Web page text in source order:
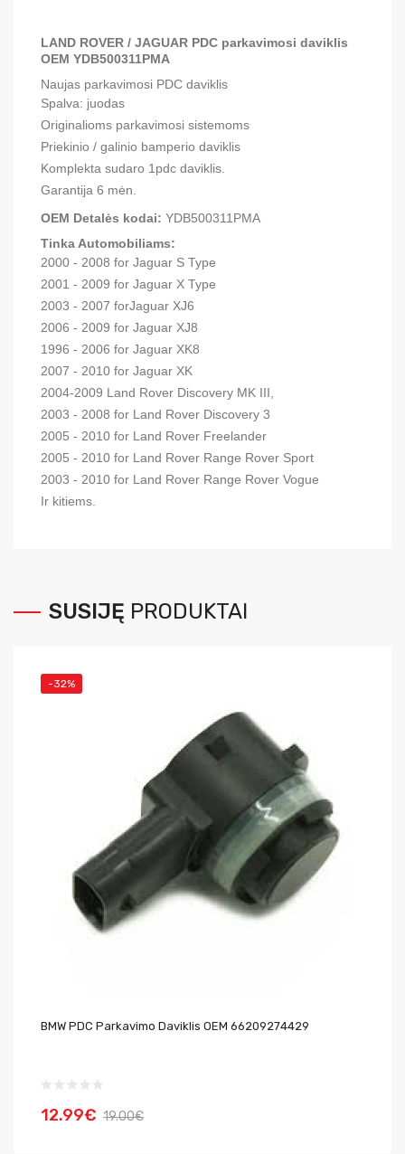
LAND ROVER / JAGUAR PDC parkavimosi daviklis
OEM YDB500311PMA
Naujas parkavimosi PDC daviklis
Spalva: juodas
Originalioms parkavimosi sistemoms
Priekinio / galinio bamperio daviklis
Komplekta sudaro 1pdc daviklis.
Garantija 6 mėn.
OEM Detalės kodai: YDB500311PMA
Tinka Automobiliams:
2000 - 2008 for Jaguar S Type
2001 - 2009 for Jaguar X Type
2003 - 2007 forJaguar XJ6
2006 - 2009 for Jaguar XJ8
1996 - 2006 for Jaguar XK8
2007 - 2010 for Jaguar XK
2004-2009 Land Rover Discovery MK III,
2003 - 2008 for Land Rover Discovery 3
2005 - 2010 for Land Rover Freelander
2005 - 2010 for Land Rover Range Rover Sport
2003 - 2010 for Land Rover Range Rover Vogue
Ir kitiems.
SUSIJĘ PRODUKTAI
-32%
BMW PDC Parkavimo Daviklis OEM 66209274429
12.99€ 19.00€